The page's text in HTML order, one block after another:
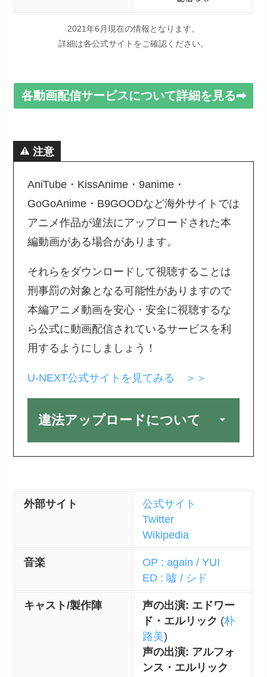
2021年6月現在の情報となります。
詳細は各公式サイトをご確認ください。
各動画配信サービスについて詳細を見る➡
注意
AniTube・KissAnime・9anime・
GoGoAnime・B9GOODなど海外サイトでは
アニメ作品が違法にアップロードされた本
編動画がある場合があります。
それらをダウンロードして視聴することは
刑事罰の対象となる可能性がありますので
本編アニメ動画を安心・安全に視聴するな
ら公式に動画配信されているサービスを利
用するようにしましょう！
U-NEXT公式サイトを見てみる ＞＞
違法アップロードについて
外部サイト
公式サイト
Twitter
Wikipedia
音楽
OP : again / YUI
ED : 嘘 / シド
キャスト/製作陣
声の出演: エドワー
ド・エルリック (朴
路美)
声の出演: アルフォ
ンス・エルリック